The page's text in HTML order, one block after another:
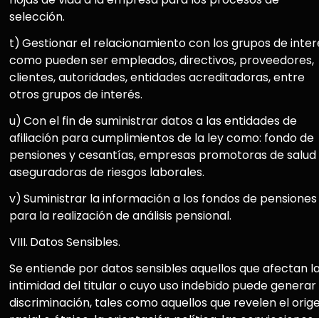
selección.
t)Gestionar el relacionamiento con los grupos de
como pueden ser empleados, directivos, proveedores,
clientes, autoridades, entidades acreditadoras, entre
otros grupos de interés.
u)Con el fin de suministrar datos a las entidades de
afiliación para cumplimientos de la ley como: fondo de
pensiones y cesantías, empresas promotoras de salud
aseguradoras de riesgos laborales.
v)Suministrar la información a los fondos de pensiones
para la realización de análisis pensional.
VIII. Datos Sensibles.
Se entiende por datos sensibles aquellos que afectan
intimidad del titular o cuyo uso indebido puede generar
discriminación, tales como aquellos que revelen el